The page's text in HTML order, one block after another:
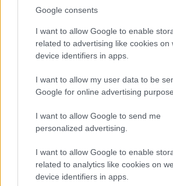
Google consents
I want to allow Google to enable
related to advertising like cookies on
device identifiers in apps.
I want to allow my user data to be
Google for online advertising
I want to allow Google to send me
personalized advertising.
I want to allow Google to enable
related to analytics like cookies on
device identifiers in apps.